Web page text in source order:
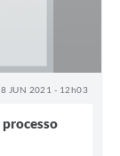
JUN 2021 - 12h03